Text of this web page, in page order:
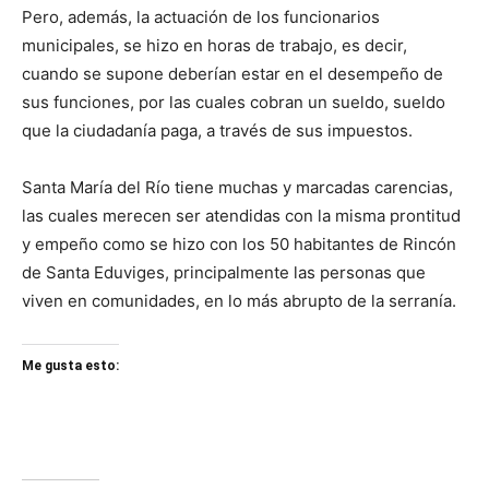
Pero, además, la actuación de los funcionarios
municipales, se hizo en horas de trabajo, es decir,
cuando se supone deberían estar en el desempeño de
sus funciones, por las cuales cobran un sueldo, sueldo
que la ciudadanía paga, a través de sus impuestos.
Santa María del Río tiene muchas y marcadas carencias,
las cuales merecen ser atendidas con la misma prontitud
y empeño como se hizo con los 50 habitantes de Rincón
de Santa Eduviges, principalmente las personas que
viven en comunidades, en lo más abrupto de la serranía.
Me gusta esto: